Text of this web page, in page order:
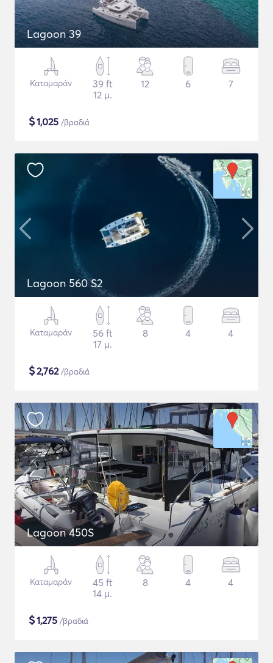
Lagoon 39
Καταμαράν
39 ft
12 μ.
12 6 7
$1,025 /βραδιά
Lagoon 560 S2
Καταμαράν
56 ft
17 μ.
8 4 4
$2,762/βραδιά
Lagoon 450S
Καταμαράν
45 ft
14 μ.
8 4 4
$1,275 /βραδιά